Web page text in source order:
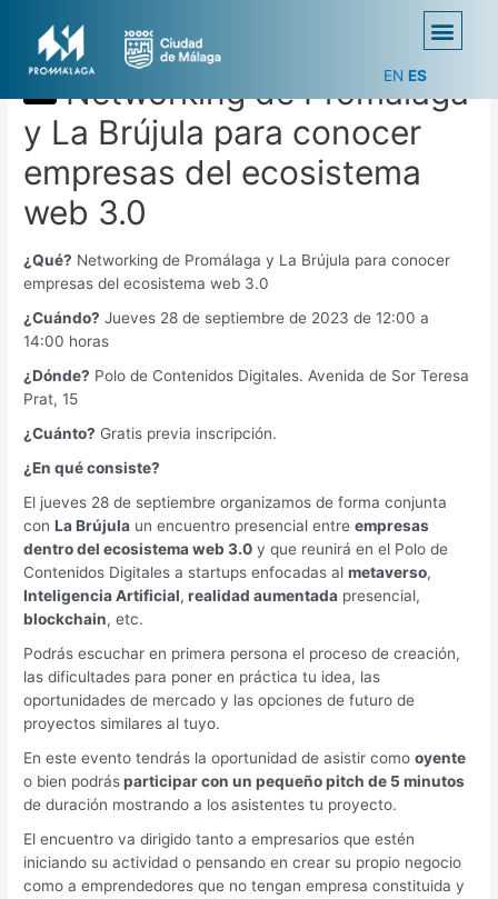
EN ES
Networking de Promálaga
y La Brújula para conocer
empresas del ecosistema
web 3.0
¿Qué? Networking de Promálaga y La Brújula para conocer
empresas del ecosistema web 3.0
¿Cuándo? Jueves 28 de septiembre de 2023 de 12:00 a
14:00 horas
¿Dónde? Polo de Contenidos Digitales. Avenida de Sor Teresa
Prat, 15
¿Cuánto? Gratis previa inscripción.
¿En qué consiste?
El jueves 28 de septiembre organizamos de forma conjunta
conLa Brújula un encuentro presencial entreempresas
dentro del ecosistema web 3.0 y que reunirá en el Polo de
Contenidos Digitales a startups enfocadas almetaverso,
Inteligencia Artificial, realidad aumentada presencial,
blockchain, etc.
Podrás escuchar en primera persona el proceso de creación,
las dificultades para poner en práctica tu idea, las
oportunidades de mercado y las opciones de futuro de
proyectos similares al tuyo.
En este evento tendrás la oportunidad de asistir comooyente
o bien podrásparticipar con un pequeño pitch de 5 minutos
de duración mostrando a los asistentes tu proyecto.
El encuentro va dirigido tanto a empresarios que estén
iniciando su actividad o pensando en crear su propio negocio
como a emprendedores que no tengan empresa constituida y